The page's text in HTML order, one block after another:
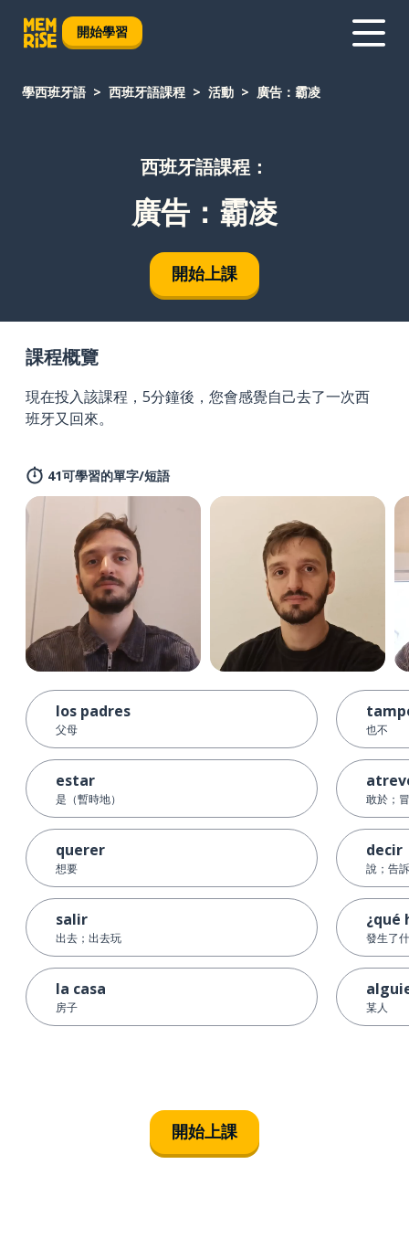
開始學習
學西班牙語 西班牙語課程 活動 廣告：霸凌
西班牙語課程：
廣告：霸凌
開始上課
課程概覽
現在投入該課程，5分鐘後，您會感覺自己去了一次西
班牙又回來。
41可學習的單字/短語
los padres
父母
estar
是（暫時地）
querer
想要
salir
出去；出去玩
la casa
房子
也不
敢於；
decir
說；告
¿qué
發生了
某人
開始上課